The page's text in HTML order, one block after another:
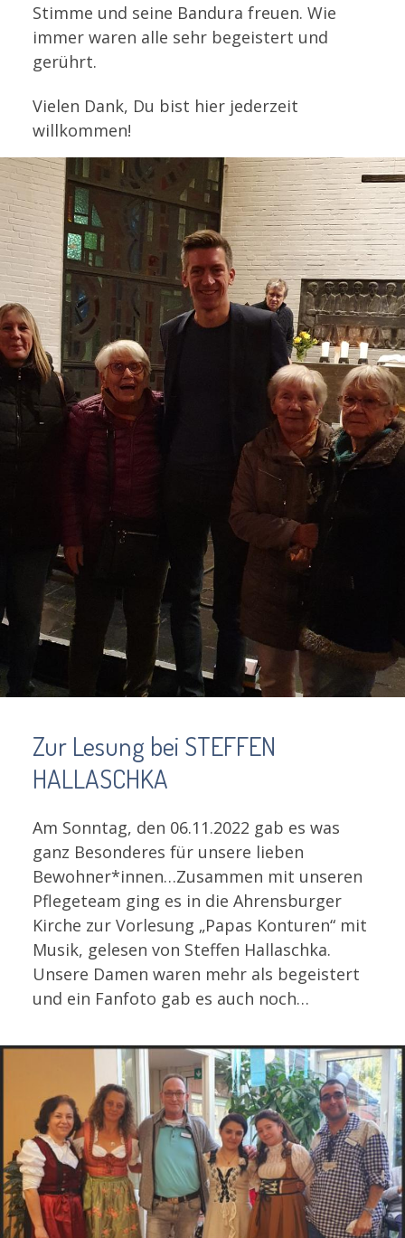
Stimme und seine Bandura freuen. Wie
immer waren alle sehr begeistert und
gerührt.
Vielen Dank, Du bist hier jederzeit
willkommen!
Zur Lesung bei STEFFEN
HALLASCHKA
Am Sonntag, den 06.11.2022 gab es was
ganz Besonderes für unsere lieben
Bewohner*innen…Zusammen mit unseren
Pflegeteam ging es in die Ahrensburger
Kirche zur Vorlesung „Papas Konturen“ mit
Musik, gelesen von Steffen Hallaschka.
Unsere Damen waren mehr als begeistert
und ein Fanfoto gab es auch noch…